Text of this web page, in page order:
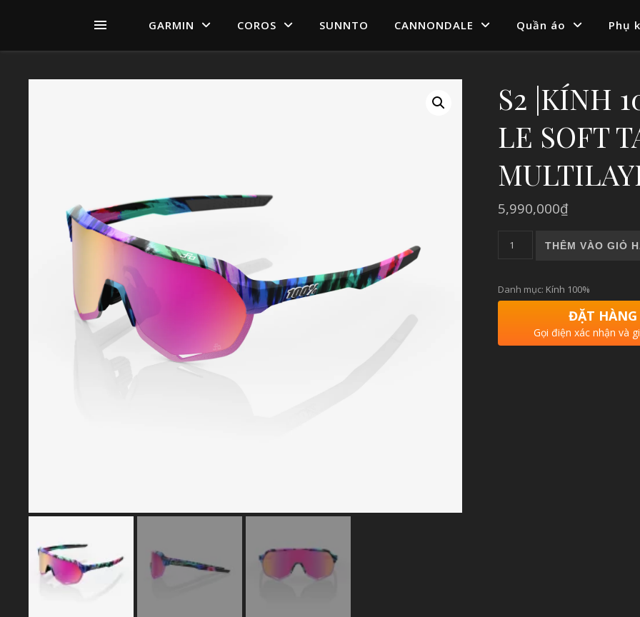
GARMIN COROS SUNNTO CANNONDALE Quần áo Phụ
S2 |KÍNH
LE SOFT
5,990,000₫
S2 |KÍNH 100% S2 PETER
THÊM VÀO GIỎ
Danh mục: Kính 100%
ĐẶT HÀNG
Gọi điện xác nhận và